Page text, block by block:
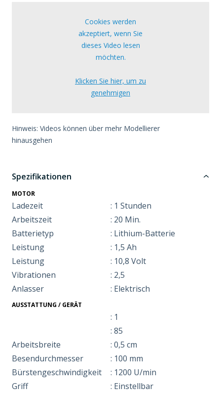
Cookies werden
akzeptiert, wenn Sie
dieses Video lesen
möchten.
Klicken Sie hier, um zu
genehmigen
Hinweis: Videos können über mehr Modellierer
hinausgehen
Spezifikationen
MOTOR
Ladezeit
: 1 Stunden
Arbeitszeit
: 20 Min.
Batterietyp
: Lithium-Batterie
Leistung
: 1,5 Ah
Leistung
: 10,8 Volt
Vibrationen
: 2,5
Anlasser
: Elektrisch
AUSSTATTUNG / GERÄT
: 1
: 85
Arbeitsbreite
: 0,5 cm
Besendurchmesser
: 100 mm
Bürstengeschwindigkeit
: 1200 U/min
Griff
: Einstellbar